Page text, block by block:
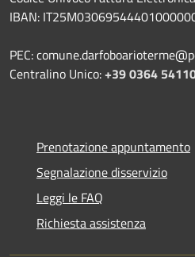
IBAN:
PEC:
Centralino Unico:+39 0364
Prenotazione appuntamento
Segnalazione disservizio
Leggi le FAQ
Richiesta assistenza